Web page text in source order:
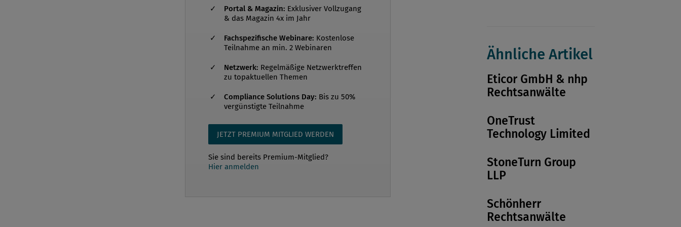
Portal & Magazin: Exklusiver Vollzugang
& das Magazin 4x im Jahr
Fachspezifische Webinare: Kostenlose
Teilnahme an min. 2 Webinaren
Netzwerk: Regelmäßige Netzwerktreffen
zu topaktuellen Themen
Compliance Solutions Day: Bis zu 50%
vergünstigte Teilnahme
JETZT PREMIUM MITGLIED WERDEN
Sie sind bereits Premium-Mitglied?
Hier anmelden
Ähnliche Artikel
Eticor GmbH & nhp
Rechtsanwälte
OneTrust
Technology Limited
StoneTurn Group
LLP
Schönherr
Rechtsanwälte